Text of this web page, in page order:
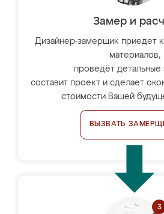
Замер и
Дизайнер-замерщик приедет
материалов,
проведёт детальные
составит проект и сделает
стоимости Вашей
ВЫЗВАТЬ